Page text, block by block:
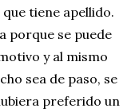
tiene apellido.
porque se puede
y al mismo
sea de paso, se
preferido un